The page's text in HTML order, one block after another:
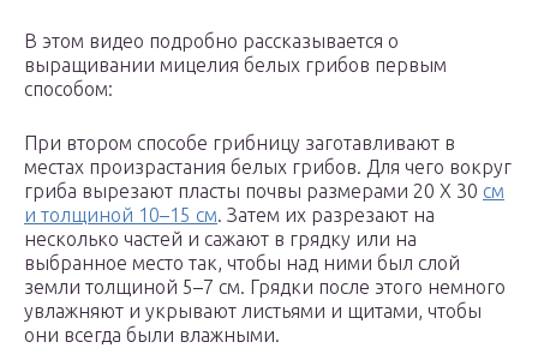
В этом видео подробно рассказывается о
выращивании мицелия белых грибов первым
способом:
При втором способе грибницу заготавливают в
местах произрастания белых грибов. Для чего вокруг
гриба вырезают пласты почвы размерами 20 X 30 см
и толщиной 10–15 см. Затем их разрезают на
несколько частей и сажают в грядку или на
выбранное место так, чтобы над ними был слой
земли толщиной 5–7 см. Грядки после этого немного
увлажняют и укрывают листьями и щитами, чтобы
они всегда были влажными.